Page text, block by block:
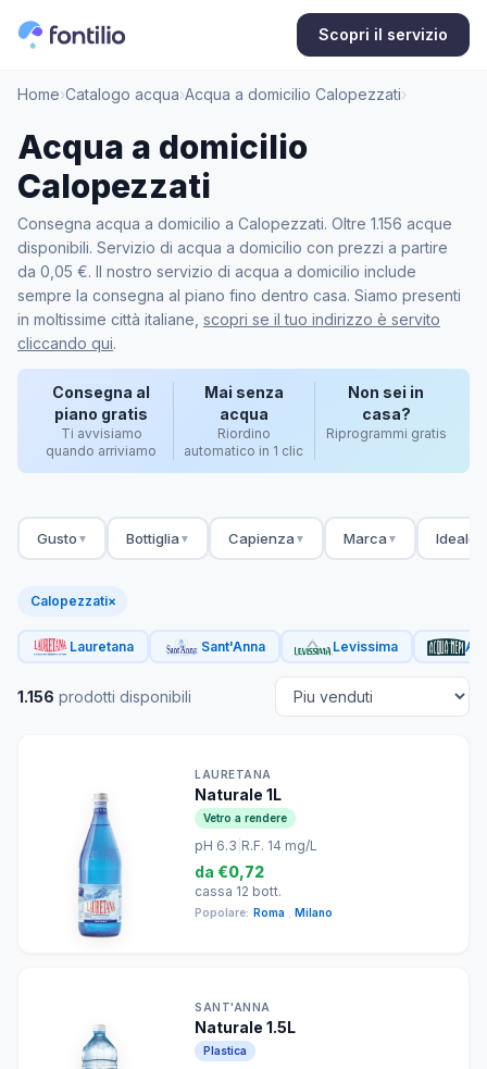
Scopri il servizio
Home›Catalogo acqua›Acqua a domicilio Calopezzati›
Acqua a domicilio
Calopezzati
Consegna acqua a domicilio a Calopezzati. Oltre 1.156 acque
disponibili. Servizio di acqua a domicilio con prezzi a partire
da 0,05 €. Il nostro servizio di acqua a domicilio include
sempre la consegna al piano fino dentro casa. Siamo presenti
in moltissime città italiane, scopri se il tuo indirizzo è servito
cliccando qui.
Consegna al
piano gratis
Ti avvisiamo
quando arriviamo
Mai senza
acqua
Riordino
automatico in 1 clic
Non sei in
casa?
Riprogrammi gratis
Gusto ▼ Bottiglia ▼ Capienza ▼ Marca ▼ Ideale
Calopezzati×
Lauretana Sant'Anna Levissima
1.156 prodotti disponibili
LAURETANA
Naturale 1L
Vetro a rendere
pH 6.3 R.F. 14 mg/L
da €0,72
cassa 12 bott.
Popolare: Roma Milano
SANT'ANNA
Naturale 1.5L
Plastica